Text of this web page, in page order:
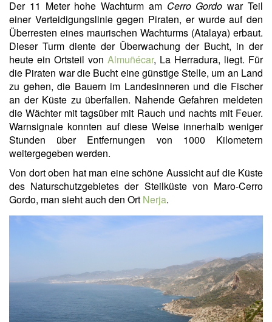
Der 11 Meter hohe Wachturm am Cerro Gordo war Teil
einer Verteidigungslinie gegen Piraten, er wurde auf den
Überresten eines maurischen Wachturms (Atalaya) erbaut.
Dieser Turm diente der Überwachung der Bucht, in der
heute ein Ortsteil von Almuñécar, La Herradura, liegt. Für
die Piraten war die Bucht eine günstige Stelle, um an Land
zu gehen, die Bauern im Landesinneren und die Fischer
an der Küste zu überfallen. Nahende Gefahren meldeten
die Wächter mit tagsüber mit Rauch und nachts mit Feuer.
Warnsignale konnten auf diese Weise innerhalb weniger
Stunden über Entfernungen von 1000 Kilometern
weitergegeben werden.
Von dort oben hat man eine schöne Aussicht auf die Küste
des Naturschutzgebietes der Steilküste von Maro-Cerro
Gordo, man sieht auch den Ort Nerja.